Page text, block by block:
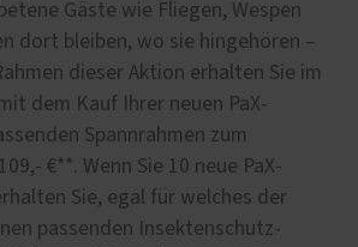
Gäste wie Fliegen, Wespen
dort bleiben, wo sie hingehören –
dieser Aktion erhalten Sie im
dem Kauf Ihrer neuen PaX-
Spannrahmen zum
€**. Wenn Sie 10 neue PaX-
Sie, egal für welches der
passenden Insektenschutz-